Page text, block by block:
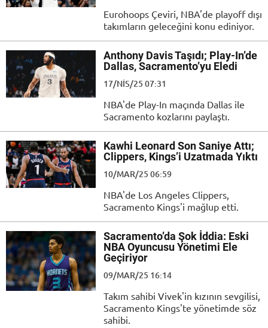
Eurohoops Çeviri, NBA'de playoff dışı
takımların geleceğini konu ediniyor.
Anthony Davis Taşıdı; Play-In’de
Dallas, Sacramento’yu Eledi
17/NIS/25 07:31
NBA'de Play-In maçında Dallas ile
Sacramento kozlarını paylaştı.
Kawhi Leonard Son Saniye Attı;
Clippers, Kings’i Uzatmada Yıktı
10/MAR/25 06:59
NBA'de Los Angeles Clippers,
Sacramento Kings'i mağlup etti.
Sacramento’da Şok İddia: Eski
NBA Oyuncusu Yönetimi Ele
Geçiriyor
09/MAR/25 16:14
Takım sahibi Vivek'in kızının sevgilisi,
Sacramento Kings'te yönetimde söz
sahibi.